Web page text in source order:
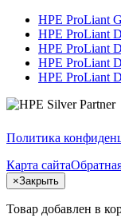
HPE ProLiant
HPE ProLiant
HPE ProLiant
HPE ProLiant
HPE ProLiant
Политика
Карта сайта
×Закрыть
Товар добавлен в